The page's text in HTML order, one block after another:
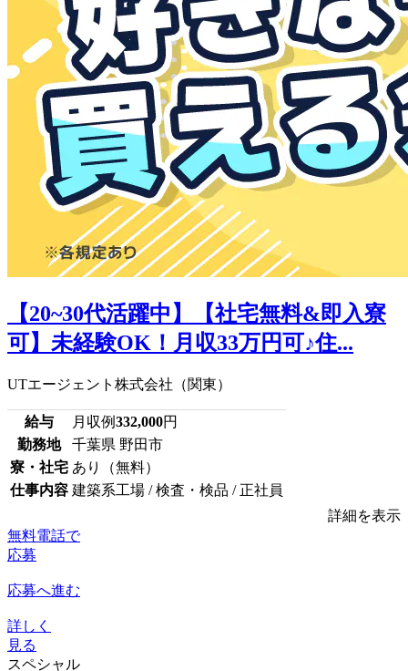
【20~30代活躍中】【社宅無料&即入寮
可】未経験OK！月収33万円可♪住...
UTエージェント株式会社（関東）
給与 月収例332,000円
勤務地
千葉県 野田市
寮・社宅 あり（無料）
仕事内容 建築系工場 / 検査・検品 / 正社員
詳細を表示
無料電話で
応募
応募へ進む
詳しく
見る
スペシャル